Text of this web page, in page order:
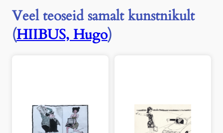
Veel teoseid samalt kunstnikult
(HIIBUS, Hugo)